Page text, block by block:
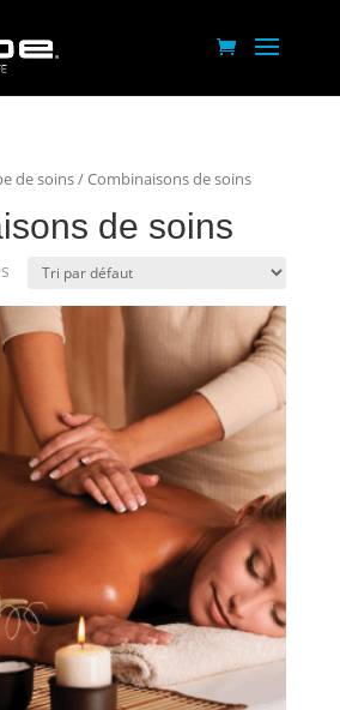
de soins / Combinaisons de soins
de soins